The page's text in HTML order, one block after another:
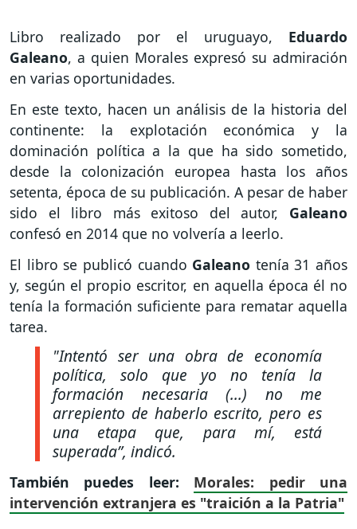
Libro realizado por el uruguayo, Eduardo
Galeano, a quien Morales expresó su admiración
en varias oportunidades.
En este texto, hacen un análisis de la historia del
continente: la explotación económica y la
dominación política a la que ha sido sometido,
desde la colonización europea hasta los años
setenta, época de su publicación. A pesar de haber
sido el libro más exitoso del autor, Galeano
confesó en 2014 que no volvería a leerlo.
El libro se publicó cuando Galeano tenía 31 años
y, según el propio escritor, en aquella época él no
tenía la formación suficiente para rematar aquella
tarea.
"Intentó ser una obra de economía
política, solo que yo no tenía la
formación necesaria (...) no me
arrepiento de haberlo escrito, pero es
una etapa que, para mí, está
superada”, indicó.
También puedes leer: Morales: pedir una
intervención extranjera es "traición a la Patria"